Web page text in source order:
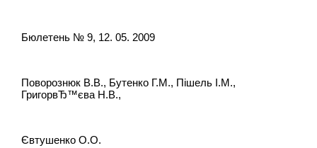
Бюлетень № 9, 12. 05. 2009
Поворознюк В.В., Бутенко Г.М., Пішель І.М.,
ГригорвЂ™єва Н.В.,
Євтушенко О.О.